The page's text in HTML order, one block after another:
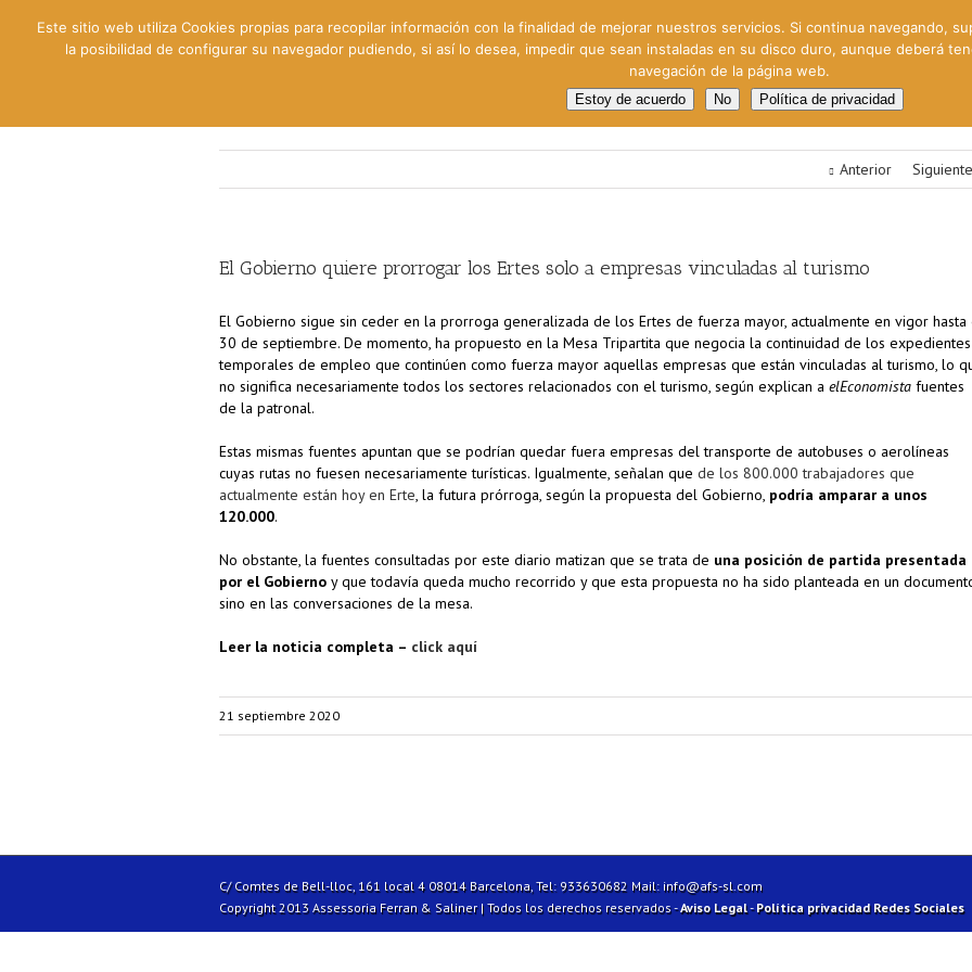
Gestión Cinematográfica Otros servicios
Anterior Siguiente
El Gobierno quiere prorrogar los Ertes solo a empresas vinculadas al turismo
El Gobierno sigue sin ceder en la prorroga generalizada de los Ertes de fuerza mayor, actualmente en vigor hasta
30 de septiembre. De momento, ha propuesto en la Mesa Tripartita que negocia la continuidad de los expedientes
temporales de empleo que continúen como fuerza mayor aquellas empresas que están vinculadas al turismo, lo
no significa necesariamente todos los sectores relacionados con el turismo, según explican a elEconomista fuentes
de la patronal.
Estas mismas fuentes apuntan que se podrían quedar fuera empresas del transporte de autobuses o aerolíneas
cuyas rutas no fuesen necesariamente turísticas. Igualmente, señalan que de los 800.000 trabajadores que
actualmente están hoy en Erte, la futura prórroga, según la propuesta del Gobierno, podría amparar a unos
120.000.
No obstante, la fuentes consultadas por este diario matizan que se trata de una posición de partida presentada
por el Gobierno y que todavía queda mucho recorrido y que esta propuesta no ha sido planteada en un
sino en las conversaciones de la mesa.
Leer la noticia completa – click aquí
21 septiembre 2020
C/ Comtes de Bell-lloc, 161 local 4 08014 Barcelona, Tel: 933630682 Mail: info@afs-sl.com
Copyright 2013 Assessoria Ferran & Saliner | Todos los derechos reservados -Aviso Legal-Política privacidad Redes Sociales
Este sitio web utiliza Cookies propias para recopilar información con la finalidad de mejorar nuestros servicios. Si continua navegando,
la posibilidad de configurar su navegador pudiendo, si así lo desea, impedir que sean instaladas en su disco duro, aunque deberá
navegación de la página web.
Estoy de acuerdo No Política de privacidad